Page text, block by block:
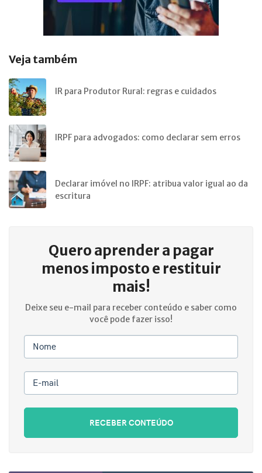
Veja também
IR para Produtor Rural: regras e cuidados
IRPF para advogados: como declarar sem erros
Declarar imóvel no IRPF: atribua valor igual ao da
escritura
Quero aprender a pagar
menos imposto e restituir
mais!
Deixe seu e-mail para receber conteúdo e saber como
você pode fazer isso!
Nome
E-mail
RECEBER CONTEÚDO